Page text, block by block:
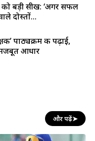
को बड़ी सीख: ‘अगर सफल
दोस्तों...
पाठ्यक्रम की पढ़ाई,
मजबूत आधार
और पढ़ें➤